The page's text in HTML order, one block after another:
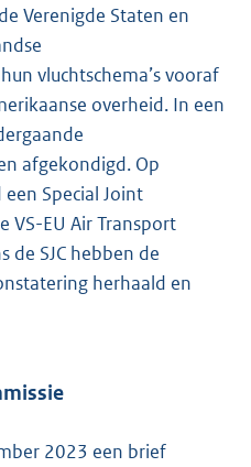
Verenigde Staten en
vluchtschema’s vooraf
overheid. In een
afgekondigd. Op
Special Joint
VS-EU Air Transport
de SJC hebben de
herhaald en
2023 een brief